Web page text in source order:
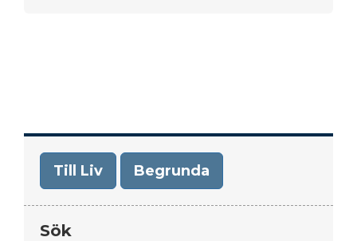
Till Liv Begrunda
Sök